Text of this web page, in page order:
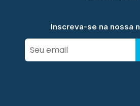
Inscreva-se na nossa